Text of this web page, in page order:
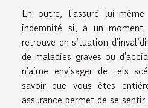
En outre, l'assuré lui-
indemnité si, à un
retrouve en situation
de maladies graves ou
n'aime envisager de tels
savoir que vous êtes
assurance permet de se